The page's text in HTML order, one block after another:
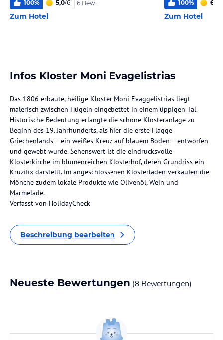
100% 5,0/6 6 Bew.
Zum Hotel
100% 6
Zum Hotel
Infos Kloster Moni Evagelistrias
Das 1806 erbaute, heilige Kloster Moni Evaggelistrias liegt
malerisch zwischen Hügeln eingebettet in einem üppigen Tal.
Historische Bedeutung erlangte die schöne Klosteranlage zu
Beginn des 19. Jahrhunderts, als hier die erste Flagge
Griechenlands – ein weißes Kreuz auf blauem Boden – entworfen
und gewebt wurde. Sehenswert ist die eindrucksvolle
Klosterkirche im blumenreichen Klosterhof, deren Grundriss ein
Kruzifix darstellt. Im angeschlossenen Klosterladen verkaufen die
Mönche zudem lokale Produkte wie Olivenöl, Wein und
Marmelade.
Verfasst von HolidayCheck
Beschreibung bearbeiten
Neueste Bewertungen (8 Bewertungen)